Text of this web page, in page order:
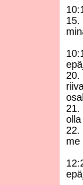
15.
20.
21.
22.
me